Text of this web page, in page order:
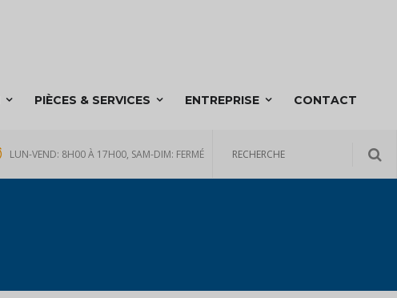
PIÈCES & SERVICES ENTREPRISE CONTACT
LUN-VEND: 8H00 À 17H00, SAM-DIM: FERMÉ